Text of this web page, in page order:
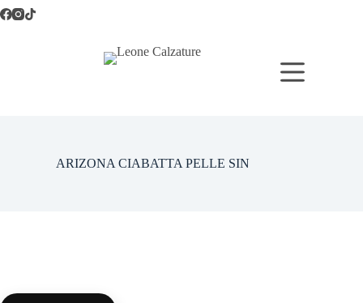
Salta
al
ARIZONA CIABATTA PELLE SIN